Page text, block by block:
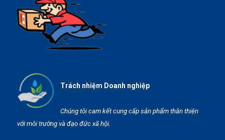
Trách nhiệm Doanh nghiệp
Chúng tôi cam kết cung cấp sản phẩm thân thiện
với môi trường và đạo đức xã hội.